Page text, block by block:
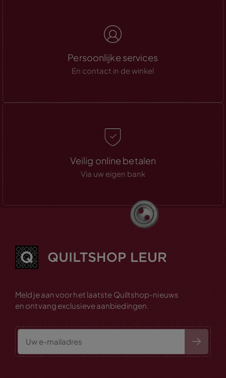
Persoonlijke services
En contact in de winkel
Veilig online betalen
Via uw eigen bank
Meld je aan voor het laatste Quiltshop-nieuws
en ontvang exclusieve aanbiedingen.